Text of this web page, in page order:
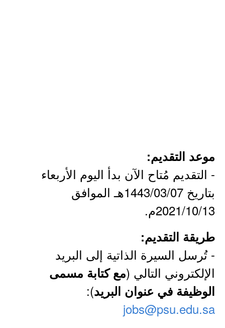
موعد التقديم:
- التقديم مُتاح الآن بدأ اليوم الأربعاء
بتاريخ 1443/03/07هـ الموافق
2021/10/13م.
طريقة التقديم:
- تُرسل السيرة الذاتية إلى البريد
الإلكتروني التالي (مع كتابة مسمى
الوظيفة في عنوان البريد):
jobs@psu.edu.sa